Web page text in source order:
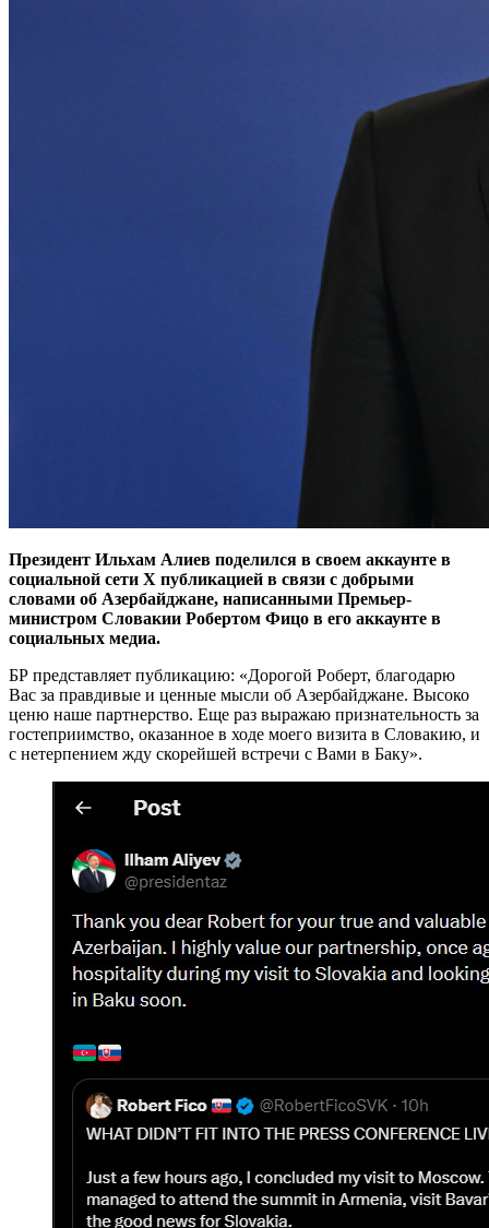
Президент Ильхам Алиев поделился в своем аккаунте в
социальной сети X публикацией в связи с добрыми
словами об Азербайджане, написанными Премьер-
министром Словакии Робертом Фицо в его аккаунте в
социальных медиа.
БР представляет публикацию: «Дорогой Роберт, благодарю
Вас за правдивые и ценные мысли об Азербайджане. Высоко
ценю наше партнерство. Еще раз выражаю признательность за
гостеприимство, оказанное в ходе моего визита в Словакию, и
с нетерпением жду скорейшей встречи с Вами в Баку».